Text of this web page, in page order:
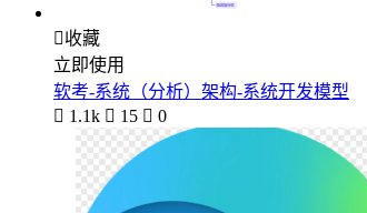
收藏
立即使用
软考-系统（分析）架构-系统开发模型
 1.1k  15  0